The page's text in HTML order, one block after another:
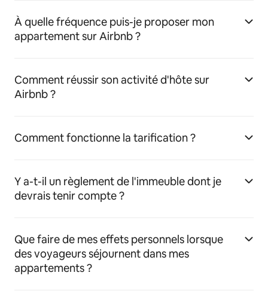
À quelle fréquence puis-je proposer mon
appartement sur Airbnb ?
Comment réussir son activité d'hôte sur
Airbnb ?
Comment fonctionne la tarification ?
Y a-t-il un règlement de l'immeuble dont je
devrais tenir compte ?
Que faire de mes effets personnels lorsque
des voyageurs séjournent dans mes
appartements ?